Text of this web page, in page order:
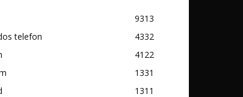
9313
telefon
4332
4122
1331
1311